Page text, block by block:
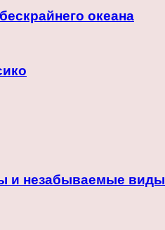
океана
и незабываемые виды